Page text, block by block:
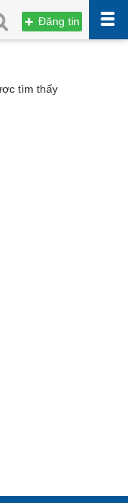
Đăng tin
tìm thấy